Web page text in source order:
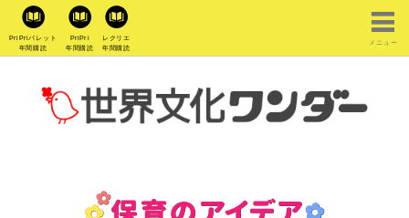
PriPriパレット
年間購読
PriPri
年間購読
レクリエ
年間購読
メニュー